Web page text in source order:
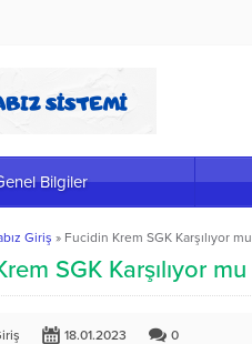
Bilgiler
Giriş » Fucidin Krem SGK Karşılıyor mu
SGK Karşılıyor mu
18.01.2023 0